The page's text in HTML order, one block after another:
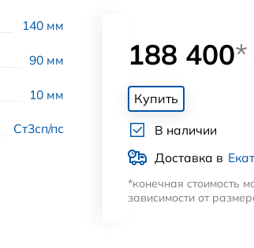
140 мм
90 мм
10 мм
Ст3сп/пс
188 400*
Купить
В наличии
Доставка в
*конечная стоимость
зависимости от